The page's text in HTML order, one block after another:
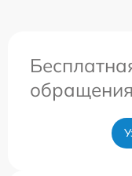
обращения